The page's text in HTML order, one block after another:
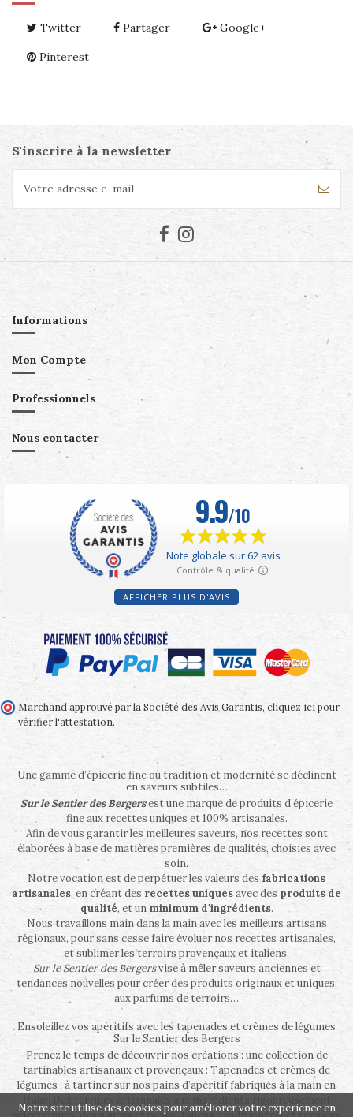
Twitter Partager Google+
Pinterest
S'inscrire à la newsletter
Informations
Mon Compte
Professionnels
Nous contacter
AFFICHER PLUS D'AVIS
Marchand approuvé par la Société des Avis Garantis, cliquez ici pour
vérifier l'attestation.
Une gamme d’épicerie fine où tradition et modernité se déclinent
en saveurs subtiles…
Sur le Sentier des Bergersest une marque de produits d’épicerie
fine aux recettes uniques et 100% artisanales.
Afin de vous garantir les meilleures saveurs, nos recettes sont
élaborées à base de matières premières de qualités, choisies avec
soin.
Notre vocation est de perpétuer les valeurs des fabrications
artisanales, en créant des recettes uniquesavec des produits de
qualité, et un minimum d'ingrédients.
Nous travaillons main dans la main avec les meilleurs artisans
régionaux, pour sans cesse faire évoluer nos recettes artisanales,
et sublimer les terroirs provençaux et italiens.
Sur le Sentier des Bergersvise à mêler saveurs anciennes et
tendances nouvelles pour créer des produits originaux et uniques,
aux parfums de terroirs…
Ensoleillez vos apéritifs avec les tapenades et crèmes de légumes
Sur le Sentier des Bergers
Prenez le temps de découvrir nos créations : une collection de
tartinables artisanaux et provençaux : Tapenades et crèmes de
légumes ; à tartiner sur nos pains d’apéritif fabriqués à la main en
Italie. Des terrines artisanales aux ingrédients rigoureusement
Notre site utilise des cookies pour améliorer votre expérience en